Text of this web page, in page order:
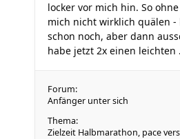
locker vor mich hin. So
mich nicht wirklich quälen -
schon noch, aber dann
habe jetzt 2x einen leichten
Forum:
Anfänger unter sich
Thema:
Zielzeit Halbmarathon, pace